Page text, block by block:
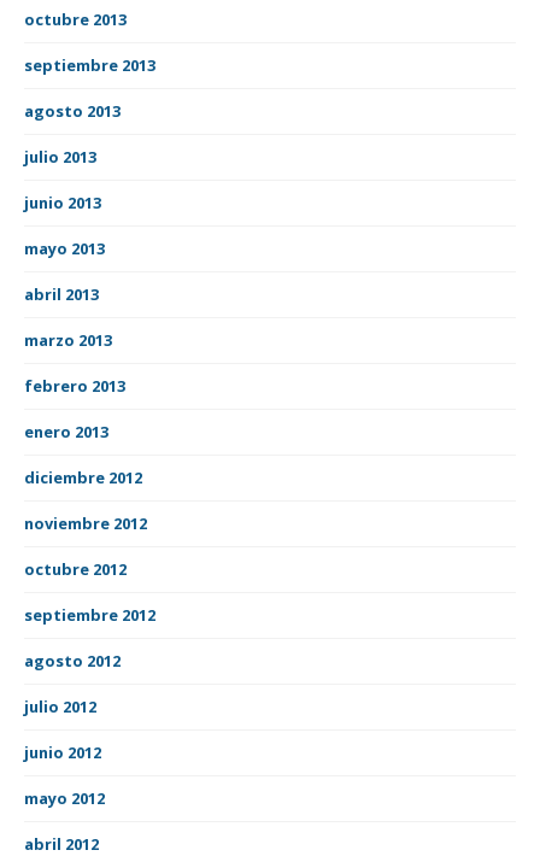
octubre 2013
septiembre 2013
agosto 2013
julio 2013
junio 2013
mayo 2013
abril 2013
marzo 2013
febrero 2013
enero 2013
diciembre 2012
noviembre 2012
octubre 2012
septiembre 2012
agosto 2012
julio 2012
junio 2012
mayo 2012
abril 2012